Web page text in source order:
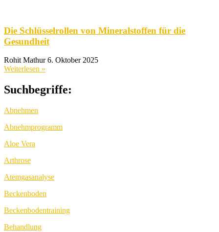
Die Schlüsselrollen von Mineralstoffen für die
Gesundheit
Rohit Mathur6. Oktober 2025
Weiterlesen »
Suchbegriffe:
Abnehmen
Abnehmprogramm
Aloe Vera
Arthrose
Atemgasanalyse
Beckenboden
Beckenbodentraining
Behandlung